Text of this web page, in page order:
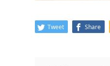
Tweet Share